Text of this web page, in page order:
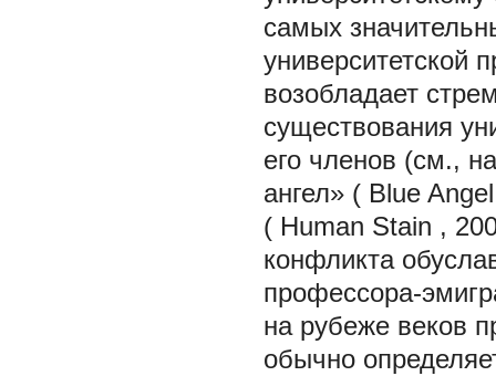
самых
университетской
возобладает
существования
его членов (см.,
ангел» ( Blue Angel
( Human Stain ,
конфликта
профессора-
на рубеже веков
обычно